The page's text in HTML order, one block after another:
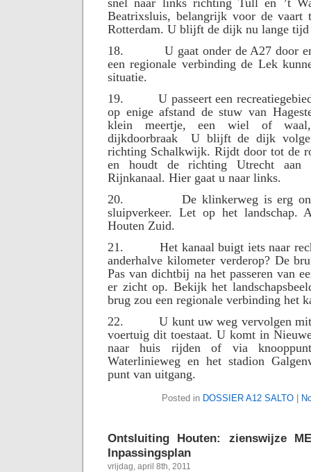
Beatrixsluis, belangrijk voor de vaart
Rotterdam. U blijft de dijk nu lange
18.
U gaat onder de A27 door
een regionale verbinding de Lek
situatie.
19.
U passeert een
op enige afstand de stuw van
klein meertje, een wiel of
dijkdoorbraak
U blijft de dijk
richting Schalkwijk. Rijdt door tot de
en houdt de richting Utrecht aan
Rijnkanaal. Hier gaat u naar links.
20.
De klinkerweg is erg
sluipverkeer. Let op het landschap.
Houten Zuid.
21.
Het kanaal buigt iets naar
anderhalve kilometer verderop? De
Pas van dichtbij na het passeren van
er zicht op. Bekijk het
brug zou een regionale verbinding het
22.
U kunt uw weg vervolgen
voertuig dit toestaat. U komt in
naar huis rijden of via
Waterlinieweg en het stadion
punt van uitgang.
Posted in DOSSIER A12 SALTO|
Ontsluiting Houten: zienswijze
Inpassingsplan
vrijdag, april 8th, 2011